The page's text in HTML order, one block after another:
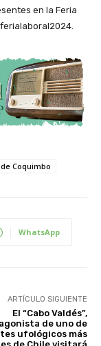
en la Feria
Coquimbo
WhatsApp
ARTÍCULO SIGUIENTE
El “Cabo Valdés”,
de uno de
ufológicos más